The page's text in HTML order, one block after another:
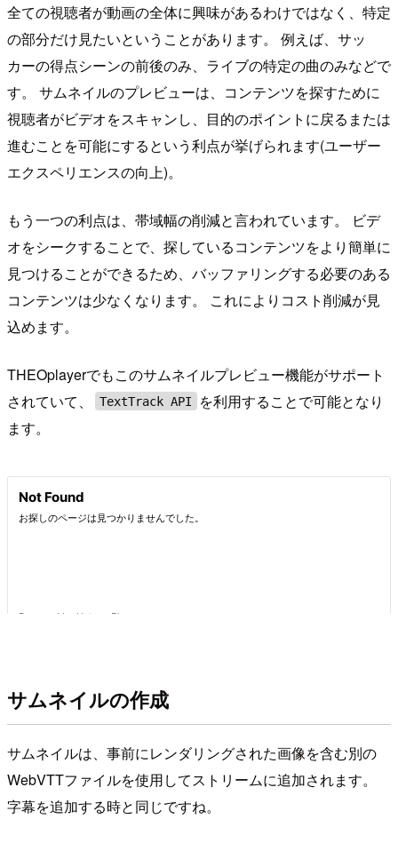
全ての視聴者が動画の全体に興味があるわけではなく、特定
の部分だけ見たいということがあります。 例えば、サッ
カーの得点シーンの前後のみ、ライブの特定の曲のみなどで
す。 サムネイルのプレビューは、コンテンツを探すために
視聴者がビデオをスキャンし、目的のポイントに戻るまたは
進むことを可能にするという利点が挙げられます(ユーザー
エクスペリエンスの向上)。
もう一つの利点は、帯域幅の削減と言われています。 ビデ
オをシークすることで、探しているコンテンツをより簡単に
見つけることができるため、バッファリングする必要のある
コンテンツは少なくなります。 これによりコスト削減が見
込めます。
THEOplayerでもこのサムネイルプレビュー機能がサポート
されていて、
TextTrack API
を利用することで可能となり
ます。
サムネイルの作成
サムネイルは、事前にレンダリングされた画像を含む別の
WebVTTファイルを使用してストリームに追加されます。
字幕を追加する時と同じですね。